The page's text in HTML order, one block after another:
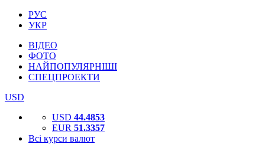
РУС
УКР
ВІДЕО
ФОТО
НАЙПОПУЛЯРНІШІ
СПЕЦПРОЕКТИ
USD
USD 44.4853
EUR 51.3357
Всі курси валют